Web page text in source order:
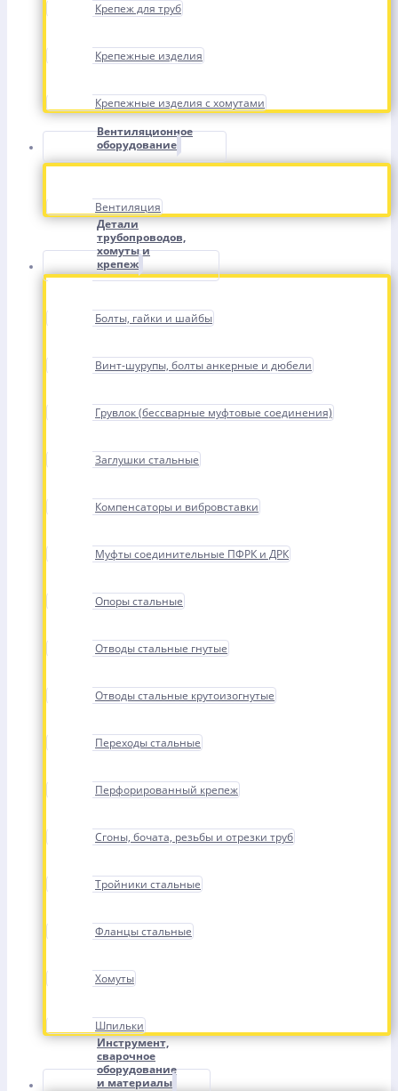
Крепеж для труб
Крепежные изделия
Крепежные изделия с хомутами
Вентиляционное
оборудование
Вентиляция
Детали
трубопроводов,
хомуты и
крепеж
Болты, гайки и шайбы
Винт-шурупы, болты анкерные и дюбели
Грувлок (бессварные муфтовые соединения)
Заглушки стальные
Компенсаторы и вибровставки
Муфты соединительные ПФРК и ДРК
Опоры стальные
Отводы стальные гнутые
Отводы стальные крутоизогнутые
Переходы стальные
Перфорированный крепеж
Сгоны, бочата, резьбы и отрезки труб
Тройники стальные
Фланцы стальные
Хомуты
Шпильки
Инструмент,
сварочное
оборудование
и материалы